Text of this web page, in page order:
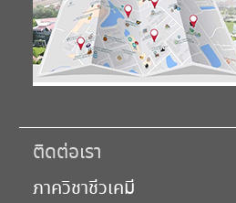
ติดต่อเรา
ภาควิชาชีวเคมี